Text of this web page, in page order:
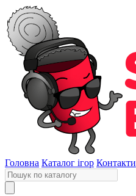
Головна Каталог ігор Контакти